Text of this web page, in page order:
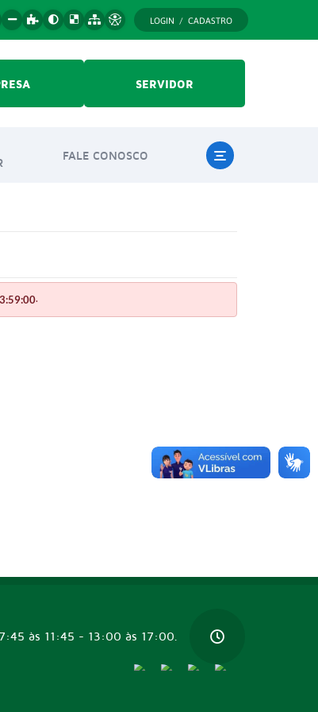
LOGIN / CADASTRO
SERVIDOR
FALE CONOSCO
.
às 11:45 - 13:00 às 17:00.